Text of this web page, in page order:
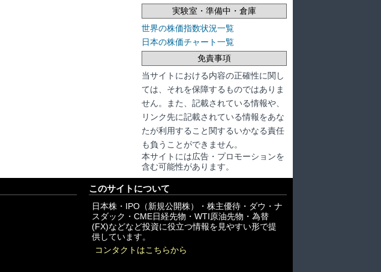
実験室・準備中・倉庫
世界の株価指数状況一覧
日本の株価チャート一覧
免責事項
当サイトにおける内容の正確性に関し
ては、それを保障するものではありま
せん。また、記載されている情報や、
リンク先に記載されている情報をあな
たが利用すること関するいかなる責任
も負うことができません。
本サイトには広告・プロモーションを
含む可能性があります。
このサイトについて
日本株・IPO（新規公開株）・株主優待・ダウ・ナ
スダック・CME日経先物・WTI原油先物・為替
(FX)などなど投資に役立つ情報を見やすい形で提
供しています。
コンタクトはこちらから